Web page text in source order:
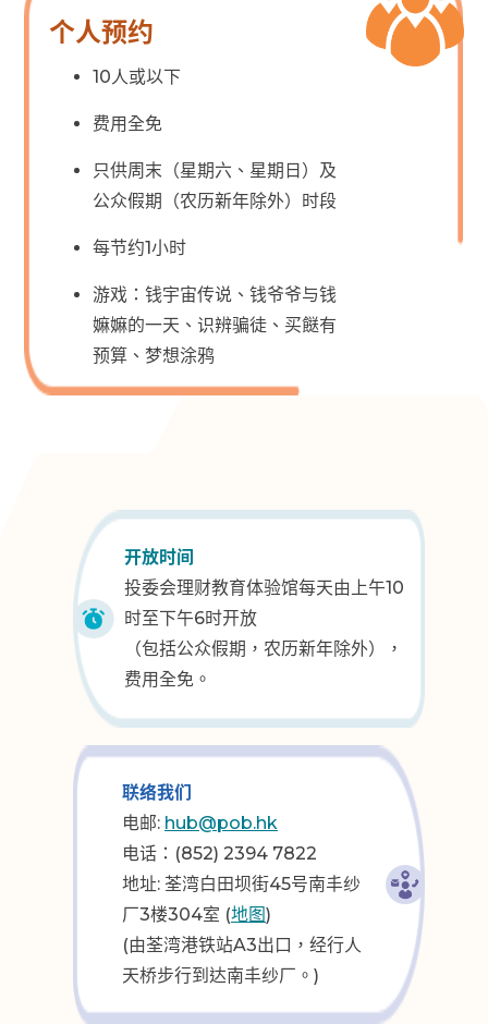
个人预约
10人或以下
费用全免
只供周末（星期六、星期日）及
公众假期（农历新年除外）时段
每节约1小时
游戏：钱宇宙传说、钱爷爷与钱
嫲嫲的一天、识辨骗徒、买餸有
预算、梦想涂鸦
开放时间
投委会理财教育体验馆每天由上午10
时至下午6时开放
（包括公众假期，农历新年除外），
费用全免。
联络我们
电邮: hub@pob.hk
电话：(852) 2394 7822
地址: 荃湾白田坝街45号南丰纱
厂3楼304室 (地图)
(由荃湾港铁站A3出口，经行人
天桥步行到达南丰纱厂。)